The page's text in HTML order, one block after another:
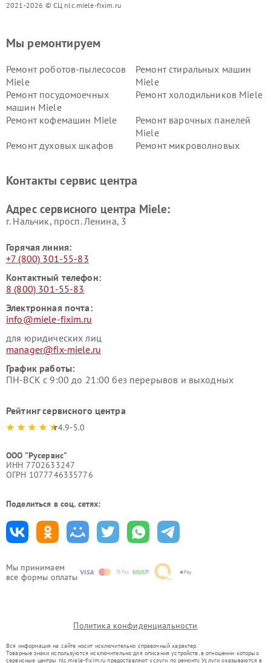
2021-2026 © СЦ nlc.miele-fixim.ru
Мы принимаем
все формы оплаты
Мы ремонтируем
Ремонт роботов-пылесосов
Miele
Ремонт стиральных машин
Miele
Ремонт посудомоечных
машин Miele
Ремонт холодильников Miele
Ремонт кофемашин Miele
Ремонт варочных панелей
Miele
Ремонт духовых шкафов
Ремонт микроволновых
Miele
Miele
пылесосов Miele
Контакты сервис центра
Адрес сервисного центра Miele:
г. Нальчик, просп. Ленина, 3
Горячая линия:
+7 (800) 301-55-83
Контактный телефон:
8 (800) 301-55-83
Электронная почта:
info@miele-fixim.ru
для юридических лиц
manager@fix-miele.ru
График работы:
ПН-ВСК с 9:00 до 21:00 без перерывов и выходных
Рейтинг сервисного центра
4.9-5.0
ООО "Русервис"
ИНН 7702633247
ОГРН 1077746335776
Поделиться в соц. сетях:
Политика конфиденциальности
Вся информация на сайте носит исключительно справочный характер.
Товарные знаки используются исключительно для описания устройств, в отношении которых
сервисные центры nlc.miele-fixim.ru предоставляют услуги по ремонту. Услуги оказываются в